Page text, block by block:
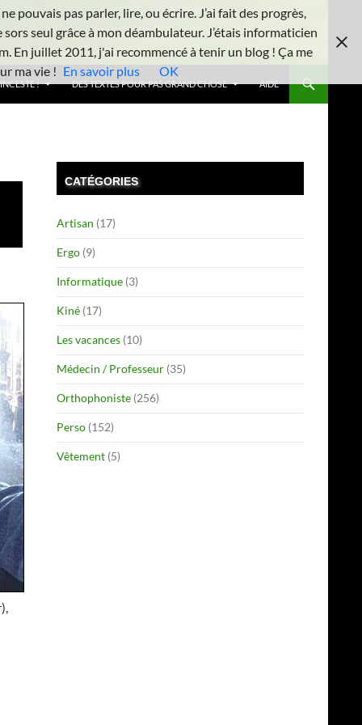
! DES TEXTES POUR PAS GRAND CHOSE AIDE
CATÉGORIES
Artisan (17)
Ergo (9)
Informatique (3)
Kiné (17)
Les vacances (10)
Médecin / Professeur (35)
Orthophoniste (256)
Perso (152)
Vêtement (5)
pouvais pas parler, lire, ou écrire. J’ai fait des progrès,
seul grâce à mon déambulateur. J’étais informaticien
En juillet 2011, j'ai recommencé à tenir un blog ! Ça me
ma vie ! En savoir plus OK